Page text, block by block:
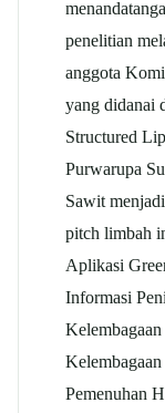
penelitian
anggota
yang didanai
Structured
Purwarupa
Sawit
pitch limbah
Aplikasi
Informasi
Pemenuhan